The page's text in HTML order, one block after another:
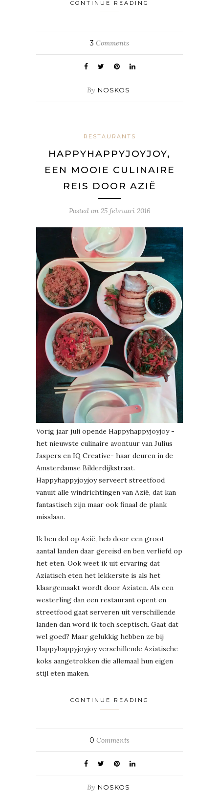
CONTINUE READING
3 Comments
By NOSKOS
RESTAURANTS
HAPPYHAPPYJOYJOY,
EEN MOOIE CULINAIRE
REIS DOOR AZIË
Posted on 25 februari 2016
Vorig jaar juli opende Happyhappyjoyjoy -
het nieuwste culinaire avontuur van Julius
Jaspers en IQ Creative- haar deuren in de
Amsterdamse Bilderdijkstraat.
Happyhappyjoyjoy serveert streetfood
vanuit alle windrichtingen van Azië, dat kan
fantastisch zijn maar ook finaal de plank
misslaan.
Ik ben dol op Azië, heb door een groot
aantal landen daar gereisd en ben verliefd op
het eten. Ook weet ik uit ervaring dat
Aziatisch eten het lekkerste is als het
klaargemaakt wordt door Aziaten. Als een
westerling dan een restaurant opent en
streetfood gaat serveren uit verschillende
landen dan word ik toch sceptisch. Gaat dat
wel goed? Maar gelukkig hebben ze bij
Happyhappyjoyjoy verschillende Aziatische
koks aangetrokken die allemaal hun eigen
stijl eten maken.
CONTINUE READING
0 Comments
By NOSKOS